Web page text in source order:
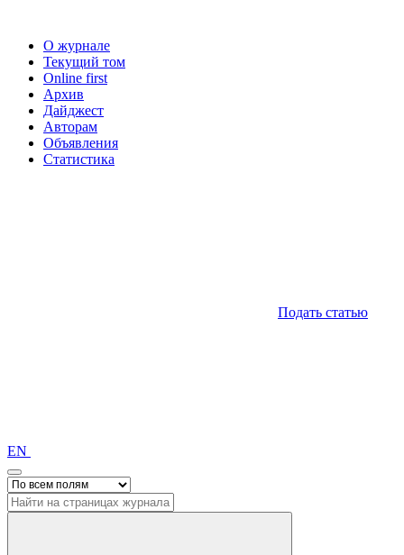
О журнале
Текущий том
Online first
Архив
Дайджест
Авторам
Объявления
Статистика
Подать статью
EN